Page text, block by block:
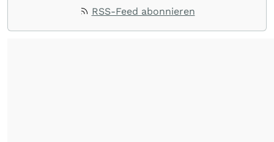
kann. Dieser Mission begegnen wir mit Wort,
RSS-Feed abonnieren